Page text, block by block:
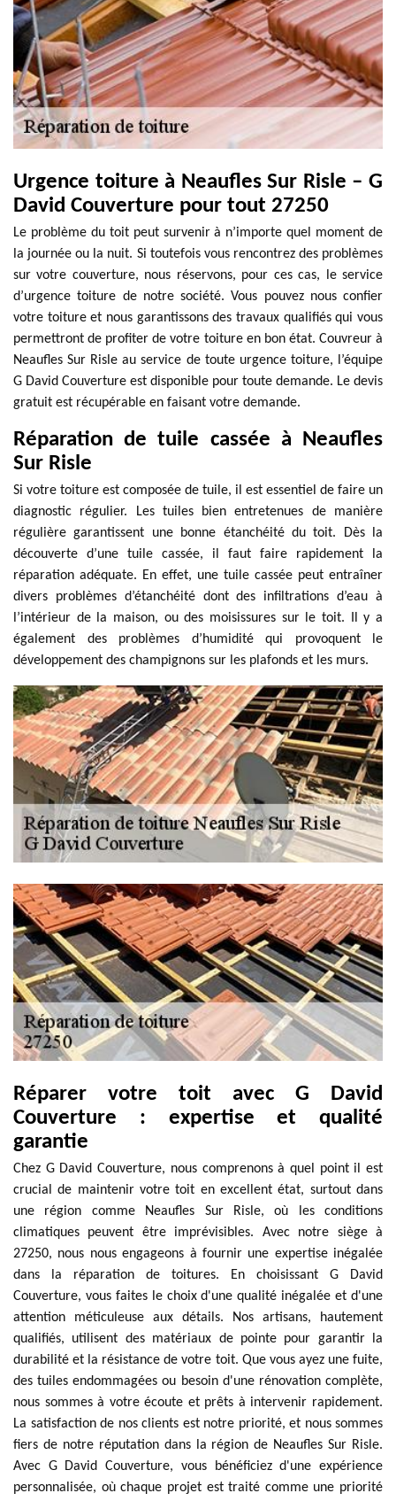
Urgence toiture à Neaufles Sur Risle – G
David Couverture pour tout 27250
Le problème du toit peut survenir à n’importe quel moment de
la journée ou la nuit. Si toutefois vous rencontrez des problèmes
sur votre couverture, nous réservons, pour ces cas, le service
d’urgence toiture de notre société. Vous pouvez nous confier
votre toiture et nous garantissons des travaux qualifiés qui vous
permettront de profiter de votre toiture en bon état. Couvreur à
Neaufles Sur Risle au service de toute urgence toiture, l’équipe
G David Couverture est disponible pour toute demande. Le devis
gratuit est récupérable en faisant votre demande.
Réparation de tuile cassée à Neaufles
Sur Risle
Si votre toiture est composée de tuile, il est essentiel de faire un
diagnostic régulier. Les tuiles bien entretenues de manière
régulière garantissent une bonne étanchéité du toit. Dès la
découverte d’une tuile cassée, il faut faire rapidement la
réparation adéquate. En effet, une tuile cassée peut entraîner
divers problèmes d’étanchéité dont des infiltrations d’eau à
l’intérieur de la maison, ou des moisissures sur le toit. Il y a
également des problèmes d’humidité qui provoquent le
développement des champignons sur les plafonds et les murs.
Réparer votre toit avec G David
Couverture : expertise et qualité
garantie
Chez G David Couverture, nous comprenons à quel point il est
crucial de maintenir votre toit en excellent état, surtout dans
une région comme Neaufles Sur Risle, où les conditions
climatiques peuvent être imprévisibles. Avec notre siège à
27250, nous nous engageons à fournir une expertise inégalée
dans la réparation de toitures. En choisissant G David
Couverture, vous faites le choix d'une qualité inégalée et d'une
attention méticuleuse aux détails. Nos artisans, hautement
qualifiés, utilisent des matériaux de pointe pour garantir la
durabilité et la résistance de votre toit. Que vous ayez une fuite,
des tuiles endommagées ou besoin d'une rénovation complète,
nous sommes à votre écoute et prêts à intervenir rapidement.
La satisfaction de nos clients est notre priorité, et nous sommes
fiers de notre réputation dans la région de Neaufles Sur Risle.
Avec G David Couverture, vous bénéficiez d'une expérience
personnalisée, où chaque projet est traité comme une priorité